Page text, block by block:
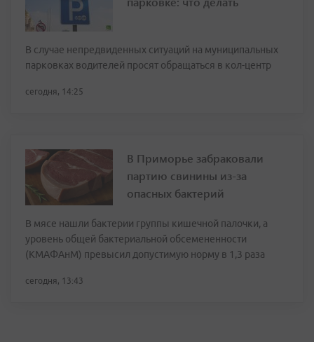
В случае непредвиденных ситуаций на муниципальных
парковках водителей просят обращаться в кол-центр
сегодня, 14:25
В Приморье забраковали
партию свинины из-за
опасных бактерий
В мясе нашли бактерии группы кишечной палочки, а
уровень общей бактериальной обсемененности
(КМАФАнМ) превысил допустимую норму в 1,3 раза
сегодня, 13:43